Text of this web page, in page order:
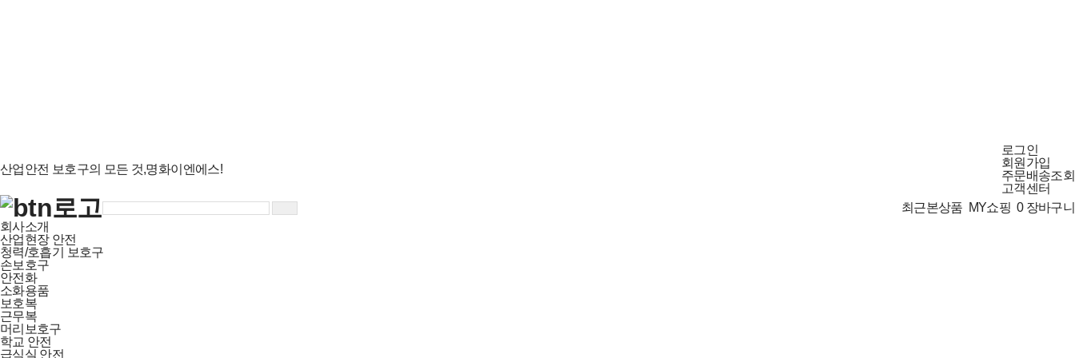
산업안전 보호구의 모든 것,명화이엔에스!
로그인
회원가입
주문배송조회
고객센터
최근본상품 MY쇼핑 0 장바구니
회사소개
산업현장 안전
청력/호흡기 보호구
손보호구
안전화
소화용품
보호복
근무복
머리보호구
학교 안전
급식실 안전